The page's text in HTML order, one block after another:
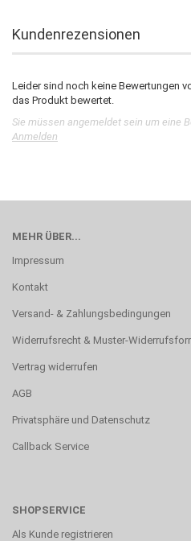
Kundenrezensionen
Leider sind noch keine Bewertungen
das Produkt bewertet.
Sie müssen angemeldet sein um eine
Anmelden
MEHR ÜBER...
Impressum
Kontakt
Versand- & Zahlungsbedingungen
Widerrufsrecht & Muster-
Vertrag widerrufen
AGB
Privatsphäre und Datenschutz
Callback Service
SHOPSERVICE
Als Kunde registrieren